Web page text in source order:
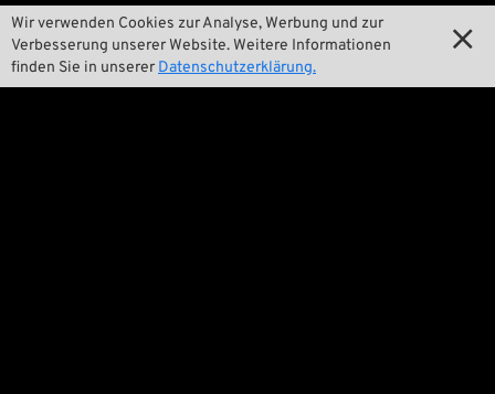
Wir verwenden Cookies zur Analyse, Werbung und zur
Verbesserung unserer Website. Weitere Informationen
finden Sie in unserer Datenschutzerklärung.

Pan-O-Rama
 Product Specials